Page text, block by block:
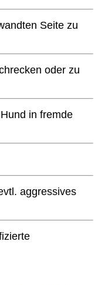
Seite zu
oder zu
in fremde
aggressives